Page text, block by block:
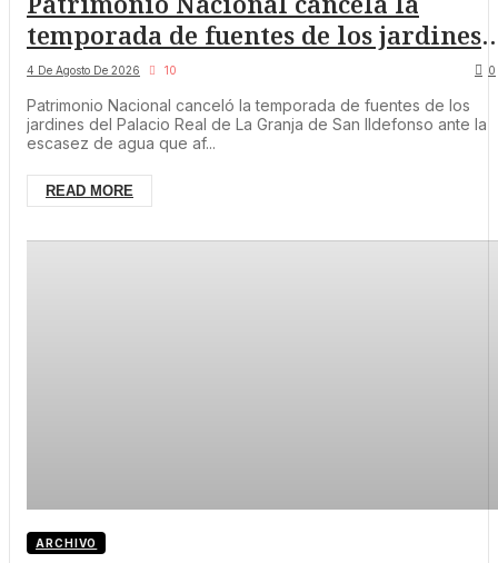
temporada de fuentes de los jardines
del Palacio Real de La Granja ante la
escasez de agua
4 De Agosto De 2026 10 0
Patrimonio Nacional canceló la temporada de fuentes de los
jardines del Palacio Real de La Granja de San Ildefonso ante la
escasez de agua que af...
READ MORE
ARCHIVO